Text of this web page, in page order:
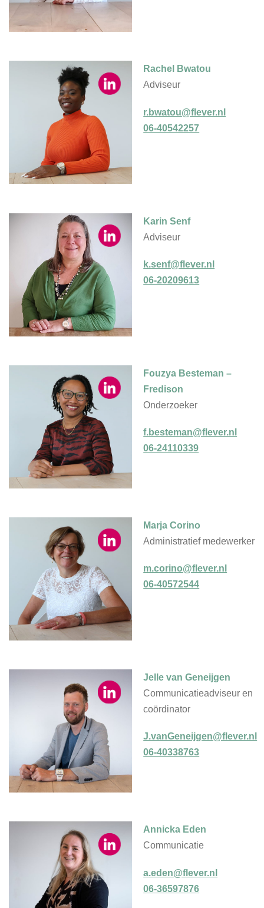
Rachel Bwatou
Adviseur
r.bwatou@flever.nl
06-40542257
Karin Senf
Adviseur
k.senf@flever.nl
06-20209613
Fouzya Besteman –
Fredison
Onderzoeker
f.besteman@flever.nl
06-24110339
Marja Corino
Administratief medewerker
m.corino@flever.nl
06-40572544
Jelle van Geneijgen
Communicatieadviseur en
coördinator
J.vanGeneijgen@flever.nl
06-40338763
Annicka Eden
Communicatie
a.eden@flever.nl
06-36597876